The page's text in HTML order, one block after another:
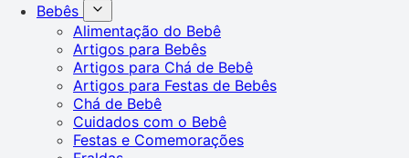
Bebês
Alimentação do Bebê
Artigos para Bebês
Artigos para Chá de Bebê
Artigos para Festas de Bebês
Chá de Bebê
Cuidados com o Bebê
Festas e Comemorações